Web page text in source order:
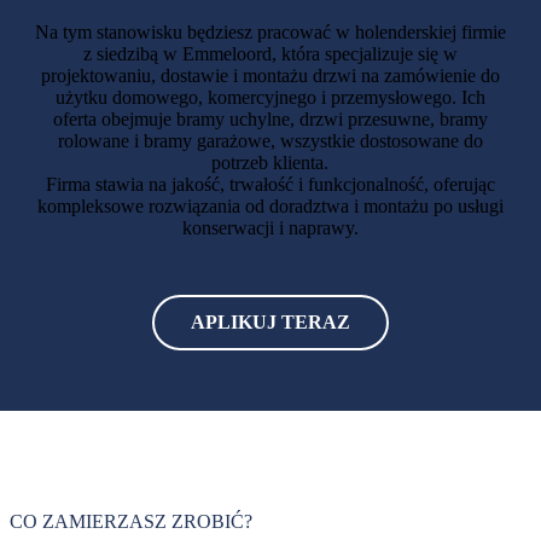
€17,00
Na tym stanowisku będziesz pracować w holenderskiej firmie
z siedzibą w Emmeloord, która specjalizuje się w
projektowaniu, dostawie i montażu drzwi na zamówienie do
użytku domowego, komercyjnego i przemysłowego. Ich
oferta obejmuje bramy uchylne, drzwi przesuwne, bramy
rolowane i bramy garażowe, wszystkie dostosowane do
potrzeb klienta.
Firma stawia na jakość, trwałość i funkcjonalność, oferując
kompleksowe rozwiązania od doradztwa i montażu po usługi
konserwacji i naprawy.
APLIKUJ TERAZ
CO ZAMIERZASZ ZROBIĆ?